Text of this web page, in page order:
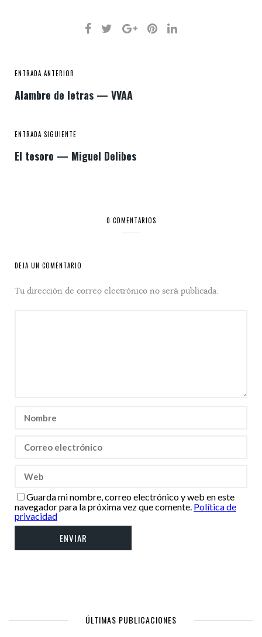
ENTRADA ANTERIOR
Alambre de letras — VVAA
ENTRADA SIGUIENTE
El tesoro — Miguel Delibes
0 COMENTARIOS
DEJA UN COMENTARIO
Tu dirección de correo electrónico no será publicada.
Guarda mi nombre, correo electrónico y web en este
navegador para la próxima vez que comente. Política de
privacidad
ÚLTIMAS PUBLICACIONES